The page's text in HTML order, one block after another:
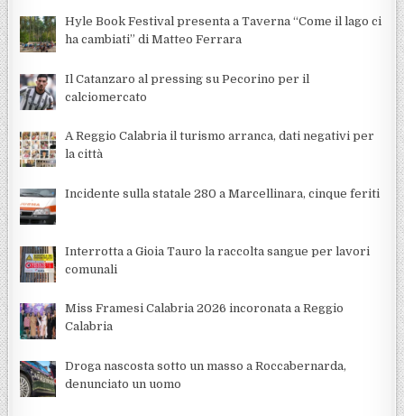
Hyle Book Festival presenta a Taverna “Come il lago ci
ha cambiati” di Matteo Ferrara
Il Catanzaro al pressing su Pecorino per il
calciomercato
A Reggio Calabria il turismo arranca, dati negativi per
la città
Incidente sulla statale 280 a Marcellinara, cinque feriti
Interrotta a Gioia Tauro la raccolta sangue per lavori
comunali
Miss Framesi Calabria 2026 incoronata a Reggio
Calabria
Droga nascosta sotto un masso a Roccabernarda,
denunciato un uomo